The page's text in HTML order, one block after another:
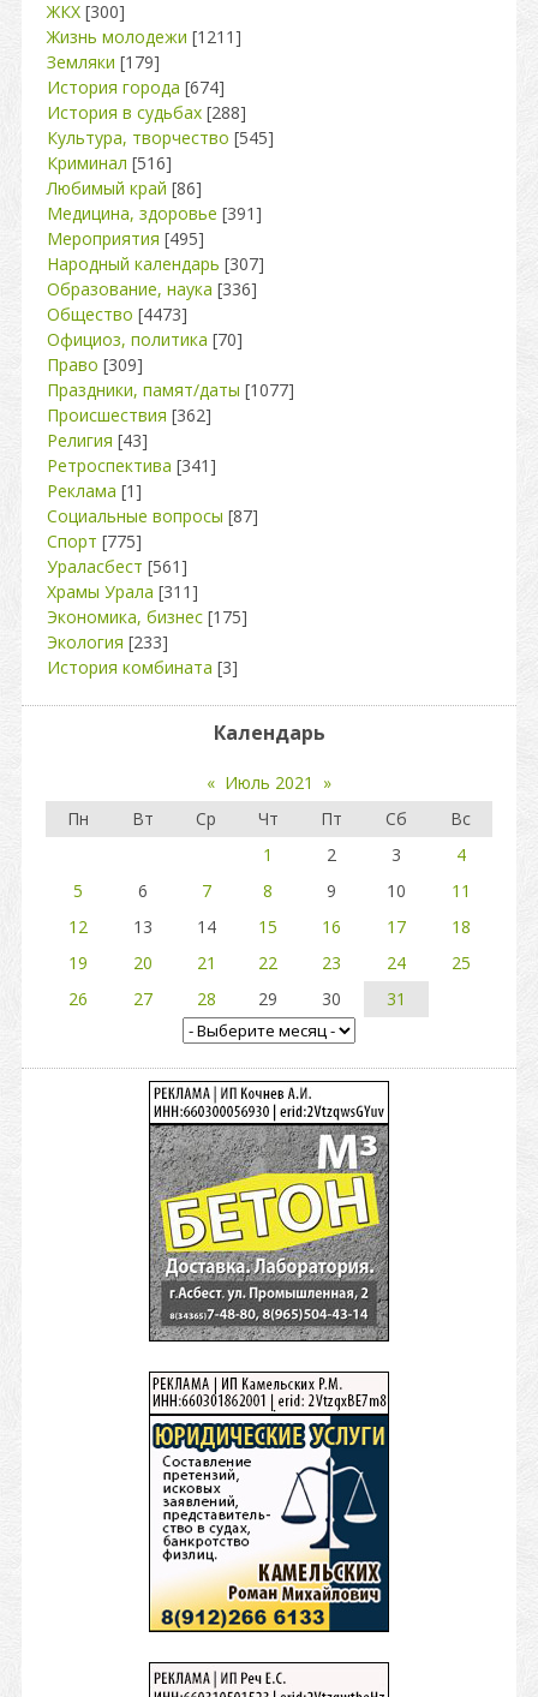
ЖКХ [300]
Жизнь молодежи [1211]
Земляки [179]
История города [674]
История в судьбах [288]
Культура, творчество [545]
Криминал [516]
Любимый край [86]
Медицина, здоровье [391]
Мероприятия [495]
Народный календарь [307]
Образование, наука [336]
Общество [4473]
Официоз, политика [70]
Право [309]
Праздники, памят/даты [1077]
Происшествия [362]
Религия [43]
Ретроспектива [341]
Реклама [1]
Социальные вопросы [87]
Спорт [775]
Ураласбест [561]
Храмы Урала [311]
Экономика, бизнес [175]
Экология [233]
История комбината [3]
Календарь
« Июль 2021
»
Пн
Вт Ср Чт Пт Сб
Вс
1
2 3
4
5
6 7 8 9 10
11
12
13 14 15 16 17
18
19
20 21 22 23 24
25
26
27 28 29 30 31